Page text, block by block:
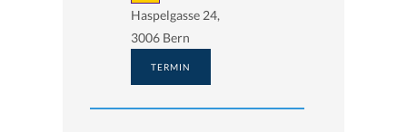
Haspelgasse 24,
3006 Bern
TERMIN